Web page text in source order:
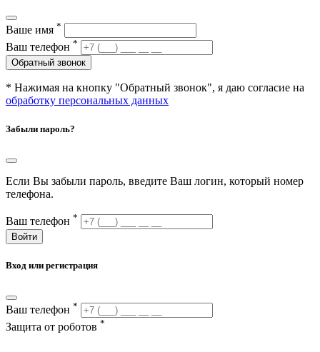
Ваше имя *
Ваш телефон *
Обратный звонок
* Нажимая на кнопку "Обратный звонок", я даю согласие на
обработку персональных данных
Забыли пароль?
Если Вы забыли пароль, введите Ваш логин, который номер
телефона.
Ваш телефон *
Войти
Вход или регистрация
Ваш телефон *
Защита от роботов *